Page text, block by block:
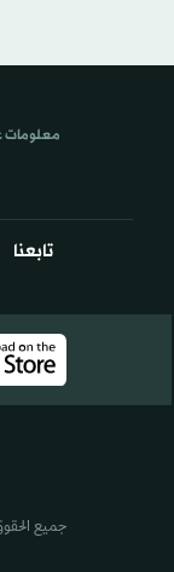
تابعنا
معلومات
جميع